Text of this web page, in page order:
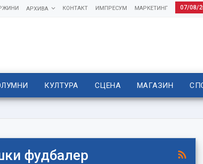
07/08/
МАРКЕТИНГ
ИМПРЕСУМ
КОНТАКТ
АРХИВА
КУЛТУРА СЦЕНА МАГАЗИН
фудбалер